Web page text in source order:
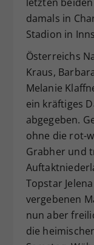
damals in
Stadion in
Österreichs
Kraus,
Melanie
ein kräftiges
abgegeben.
ohne die rot-
Grabher und
Topstar
vergebenen
nun aber
die